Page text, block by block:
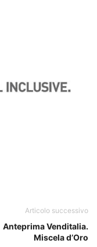
Articolo successivo
Anteprima Venditalia.
Miscela d’Oro